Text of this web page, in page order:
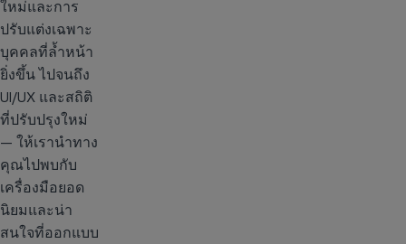
ใหม่และการ
ปรับแต่งเฉพาะ
บุคคลที่ล้ำหน้า
ยิ่งขึ้น ไปจนถึง
UI/UX และสถิติ
ที่ปรับปรุงใหม่
— ให้เรานำทาง
คุณไปพบกับ
เครื่องมือยอด
นิยมและน่า
สนใจที่ออกแบบ